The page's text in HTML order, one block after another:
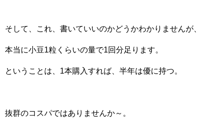
そして、これ、書いていいのかどうかわかりませんが、
本当に小豆1粒くらいの量で1回分足ります。
ということは、1本購入すれば、半年は優に持つ。
抜群のコスパではありませんか～。